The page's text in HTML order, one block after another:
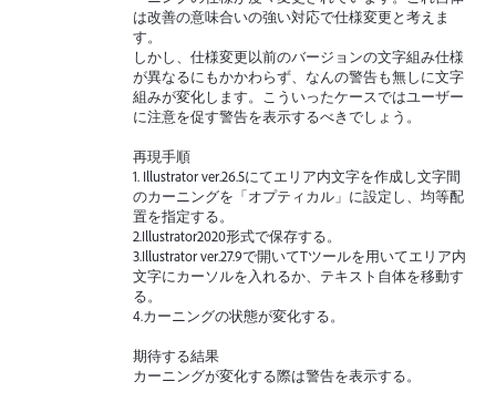
は改善の意味合いの強い対応で仕様変更と考えま
す。
しかし、仕様変更以前のバージョンの文字組み仕様
が異なるにもかかわらず、なんの警告も無しに文字
組みが変化します。こういったケースではユーザー
に注意を促す警告を表示するべきでしょう。
再現手順
1. Illustrator ver.26.5にてエリア内文字を作成し文字間
のカーニングを「オプティカル」に設定し、均等配
置を指定する。
2.Illustrator2020形式で保存する。
3.Illustrator ver.27.9で開いてTツールを用いてエリア内
文字にカーソルを入れるか、テキスト自体を移動す
る。
4.カーニングの状態が変化する。
期待する結果
カーニングが変化する際は警告を表示する。